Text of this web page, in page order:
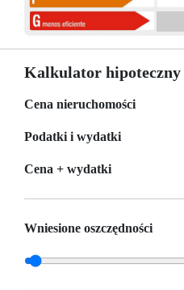
Kalkulator hipoteczny
Cena nieruchomości
Podatki i wydatki
Cena + wydatki
Wniesione oszczędności